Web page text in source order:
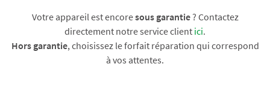
Votre appareil est encoresous garantie? Contactez
directement notre service client ici.
Hors garantie, choisissez le forfait réparation qui correspond
à vos attentes.